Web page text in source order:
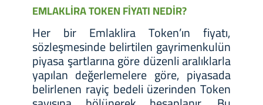
EMLAKLİRA TOKEN FİYATI NEDİR?
Her bir Emlaklira Token’ın fiyatı,
sözleşmesinde belirtilen gayrimenkulün
piyasa şartlarına göre düzenli aralıklarla
yapılan değerlemelere göre, piyasada
belirlenen rayiç bedeli üzerinden Token